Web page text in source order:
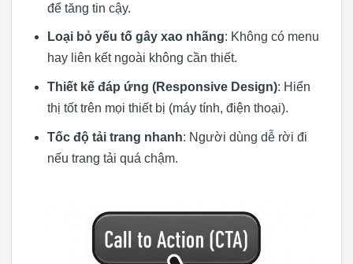
để tăng tin cậy.
Loại bỏ yếu tố gây xao nhãng: Không có menu
hay liên kết ngoài không cần thiết.
Thiết kế đáp ứng (Responsive Design): Hiển
thị tốt trên mọi thiết bị (máy tính, điện thoại).
Tốc độ tải trang nhanh: Người dùng dễ rời đi
nếu trang tải quá chậm.